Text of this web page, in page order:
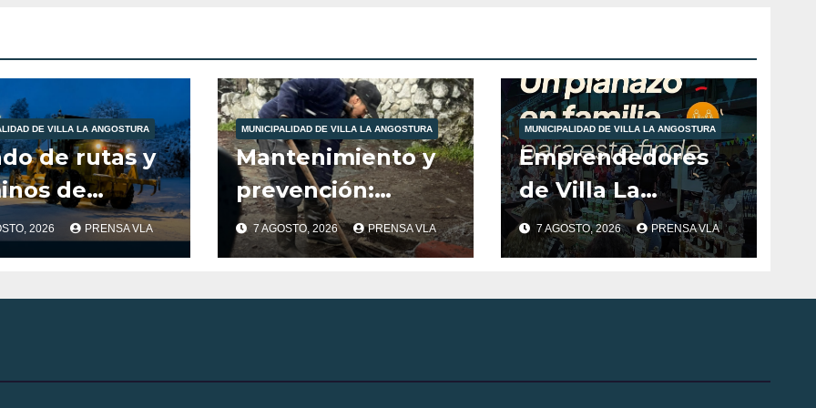
DE VILLA LA ANGOSTURA
de rutas y
de
de
localidad
2026 PRENSA VLA
MUNICIPALIDAD DE VILLA LA ANGOSTURA
Mantenimiento y
prevención:
trabajos
municipales ante
7 AGOSTO, 2026 PRENSA VLA
MUNICIPALIDAD DE VILLA LA ANGOSTURA
Emprendedores
de Villa La
Angostura
llevarán la
7 AGOSTO, 2026 PRENSA VLA